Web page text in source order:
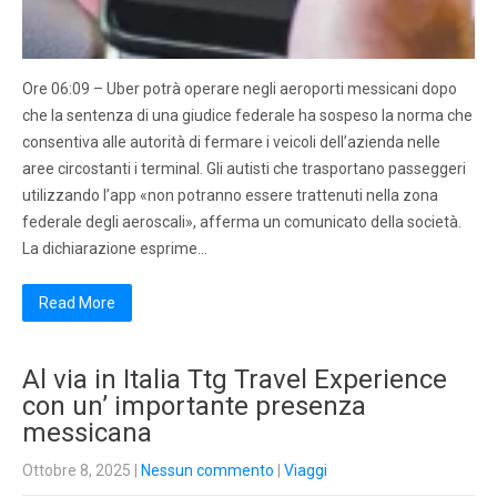
Ore 06:09 – Uber potrà operare negli aeroporti messicani dopo
che la sentenza di una giudice federale ha sospeso la norma che
consentiva alle autorità di fermare i veicoli dell’azienda nelle
aree circostanti i terminal. Gli autisti che trasportano passeggeri
utilizzando l’app «non potranno essere trattenuti nella zona
federale degli aeroscali», afferma un comunicato della società.
La dichiarazione esprime…
Read More
Al via in Italia Ttg Travel Experience
con un’ importante presenza
messicana
Ottobre 8, 2025 Nessun commento Viaggi